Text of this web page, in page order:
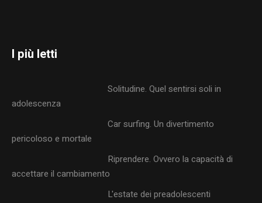
I più letti
Solitudine. Quel sentirsi soli in
adolescenza
Car surfing. Un divertimento
pericoloso e mortale
Riprendere. Ovvero la capacità di
accettare il cambiamento
L'estate dei preadolescenti